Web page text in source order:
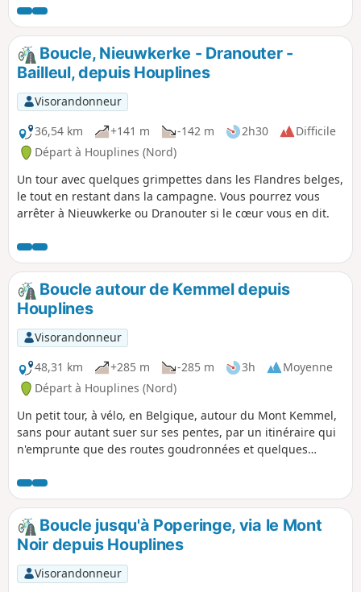
Boucle, Nieuwkerke - Dranouter -
Bailleul, depuis Houplines
Visorandonneur
36,54 km
+141 m -142 m 2h30
Difficile
Départ à Houplines (Nord)
Un tour avec quelques grimpettes dans les Flandres belges,
le tout en restant dans la campagne. Vous pourrez vous
arrêter à Nieuwkerke ou Dranouter si le cœur vous en dit.
Boucle autour de Kemmel depuis
Houplines
Visorandonneur
48,31 km
+285 m -285 m 3h
Moyenne
Départ à Houplines (Nord)
Un petit tour, à vélo, en Belgique, autour du Mont Kemmel,
sans pour autant suer sur ses pentes, par un itinéraire qui
n'emprunte que des routes goudronnées et quelques
quelques points de vue.
Boucle jusqu'à Poperinge, via le Mont
Noir depuis Houplines
Visorandonneur